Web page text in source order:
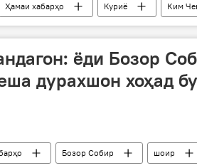
Ҳамаи хабарҳо Куриё
Ким
ёди Бозор
дурахшон хоҳад
Бозор Собир шоир